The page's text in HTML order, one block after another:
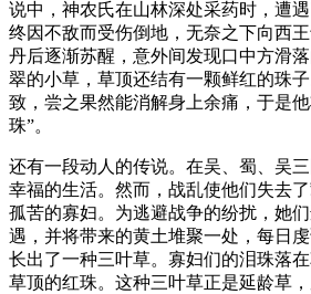
说中，神农氏在山林深处采药时，遭
终因不敌而受伤倒地，无奈之下向西
丹后逐渐苏醒，意外间发现口中方滑
翠的小草，草顶还结有一颗鲜红的珠
致，尝之果然能消解身上余痛，于是
珠”。
还有一段动人的传说。在吴、蜀、吴
幸福的生活。然而，战乱使他们失去
孤苦的寡妇。为逃避战争的纷扰，她
遇，并将带来的黄土堆聚一处，每日
长出了一种三叶草。寡妇们的泪珠落
草顶的红珠。这种三叶草正是延龄草